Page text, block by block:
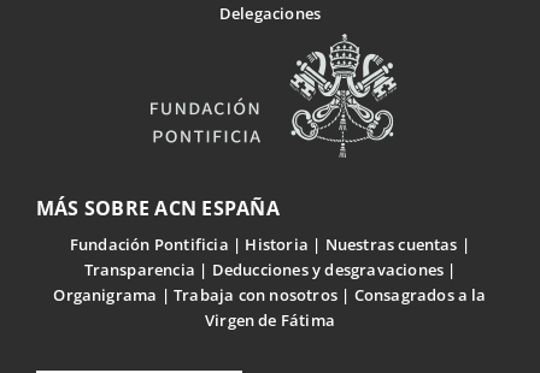
Delegaciones
MÁS SOBRE ACN ESPAÑA
Fundación Pontificia Historia
Nuestras cuentas
Transparencia
Deducciones y desgravaciones
Organigrama
Trabaja con nosotros
Consagrados a la
Virgen de Fátima